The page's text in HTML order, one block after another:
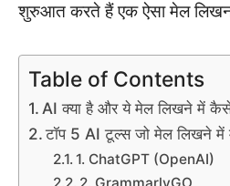
शुरुआत करते हैं एक ऐसा मेल
Table of Contents
AI क्या है और ये मेल लिखने में
टॉप 5 AI टूल्स जो मेल लिखने
1. ChatGPT (OpenAI)